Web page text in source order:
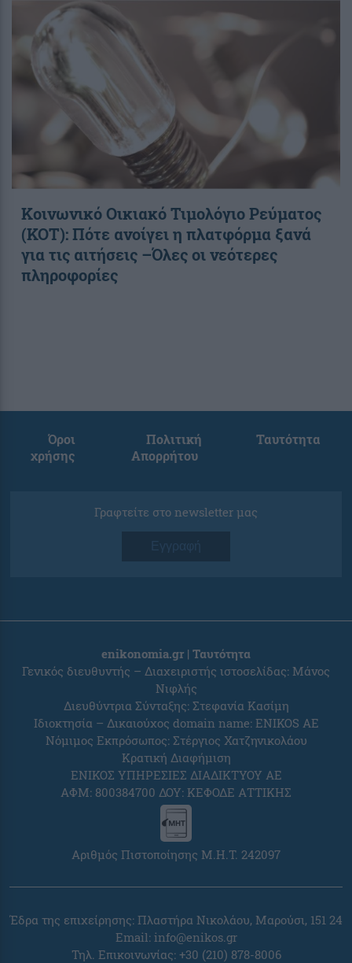
Κοινωνικό Οικιακό Τιμολόγιο Ρεύματος
(ΚΟΤ): Πότε ανοίγει η πλατφόρμα ξανά
για τις αιτήσεις –Όλες οι νεότερες
πληροφορίες
Όροι
χρήσης
Πολιτική
Απορρήτου
Ταυτότητα
Γραφτείτε στο newsletter μας
Εγγραφή
enikonomia.gr | Ταυτότητα
Γενικός διευθυντής – Διαχειριστής ιστοσελίδας: Μάνος
Νιφλής
Διευθύντρια Σύνταξης: Στεφανία Κασίμη
Ιδιοκτησία – Δικαιούχος domain name: ENIKOS AE
Νόμιμος Εκπρόσωπος: Στέργιος Χατζηνικολάου
Κρατική Διαφήμιση
ΕΝΙΚΟΣ ΥΠΗΡΕΣΙΕΣ ΔΙΑΔΙΚΤΥΟΥ ΑΕ
ΑΦΜ: 800384700 ΔΟΥ: ΚΕΦΟΔΕ ΑΤΤΙΚΗΣ
Αριθμός Πιστοποίησης Μ.Η.Τ. 242097
Έδρα της επιχείρησης: Πλαστήρα Νικολάου, Μαρούσι, 151 24
Email: info@enikos.gr
Τηλ. Επικοινωνίας: +30 (210) 878-8006